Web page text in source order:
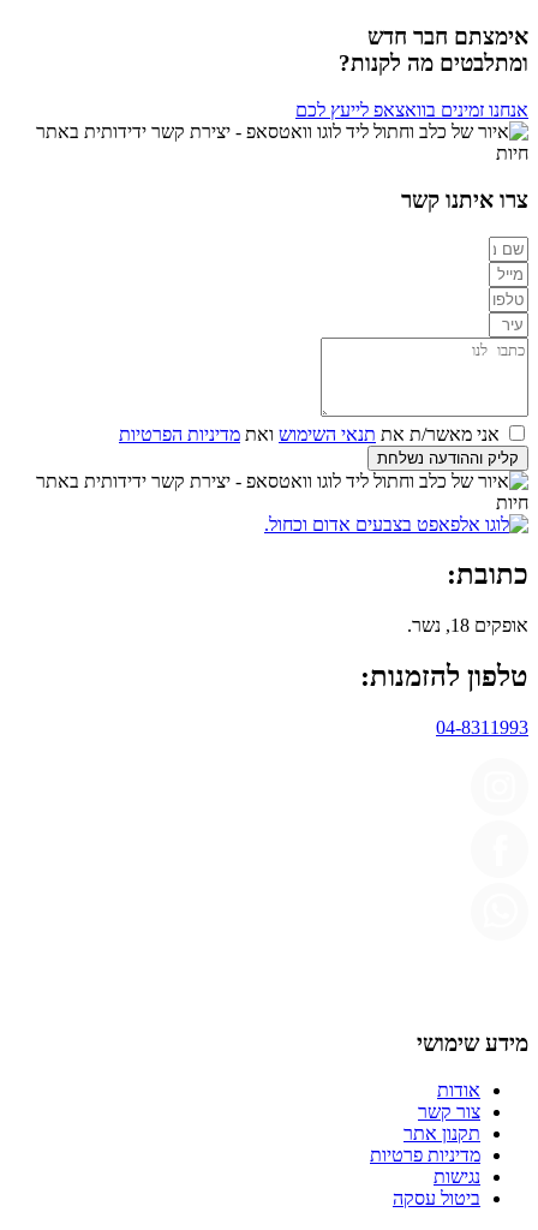
אימצתם חבר חדש
ומתלבטים מה לקנות?
אנחנו זמינים בוואצאפ לייעץ לכם
צרו איתנו קשר
אני מאשר/ת את תנאי השימוש ואת מדיניות הפרטיות
קליק וההודעה נשלחת
כתובת:
אופקים 18, נשר.
טלפון להזמנות:
04-8311993
מידע שימושי
אודות
צור קשר
תקנון אתר
מדיניות פרטיות
נגישות
ביטול עסקה